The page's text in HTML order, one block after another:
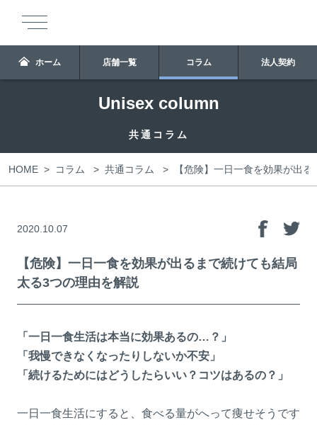
ホーム 店舗一覧 コラム 法人契約
Unisex column
共通コラム
HOME > コラム > 共通コラム > 【危険】一日一食を効果が出
2020.10.07
【危険】一日一食を効果が出るまで続けても結局
太る3つの理由を解説
「一日一食生活は本当に効果あるの…？」
「我慢できなくなったりしないか不安」
「続けるためにはどうしたらいい？コツはあるの？」
一日一食生活にすると、食べる量がへって痩せそうです